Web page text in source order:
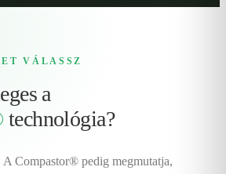
VÁLASSZ
a
technológia?
Compastor® pedig megmutatja,